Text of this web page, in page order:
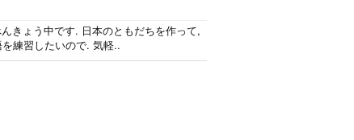
きょう中です. 日本のともだちを作って,
練習したいので. 気軽..